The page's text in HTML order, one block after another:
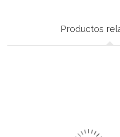
Productos